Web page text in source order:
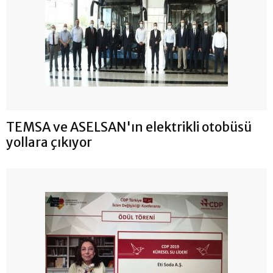
TEMSA ve ASELSAN'ın elektrikli otobüsü
yollara çıkıyor